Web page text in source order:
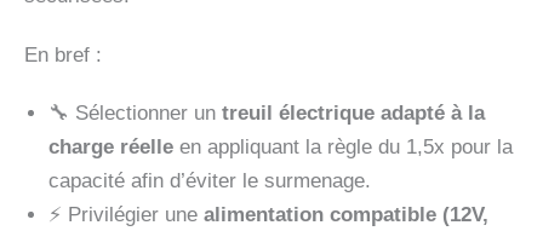
En bref :
🔧 Sélectionner un treuil électrique adapté à la
charge réelle en appliquant la règle du 1,5x pour la
capacité afin d’éviter le surmenage.
⚡ Privilégier une alimentation compatible (12V,